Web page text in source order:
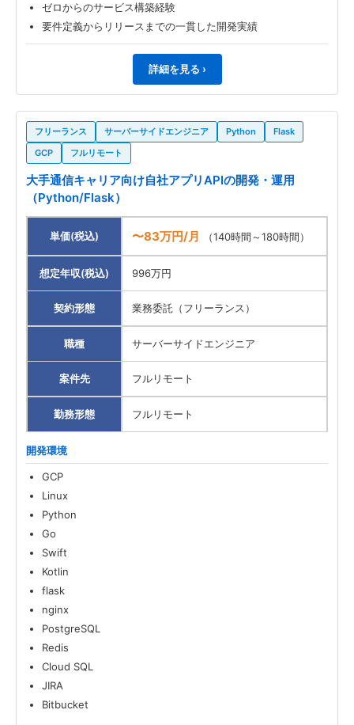
ゼロからのサービス構築経験
要件定義からリリースまでの一貫した開発実績
詳細を見る ›
フリーランス サーバーサイドエンジニア Python
Flask
GCP
フルリモート
大手通信キャリア向け自社アプリAPIの開発・運用
（Python/Flask）
単価(税込) 〜83万円/月 （140時間～180時間）
想定年収(税込) 996万円
契約形態 業務委託（フリーランス）
職種 サーバーサイドエンジニア
案件先 フルリモート
勤務形態 フルリモート
開発環境
GCP
Linux
Python
Go
Swift
Kotlin
flask
nginx
PostgreSQL
Redis
Cloud SQL
JIRA
Bitbucket